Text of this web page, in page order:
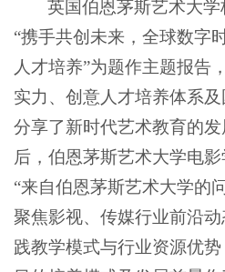
英国伯恩茅斯艺术大学
“携手共创未来，全球数字
人才培养”为题作主题报告
实力、创意人才培养体系
分享了新时代艺术教育的
后，伯恩茅斯艺术大学电
“来自伯恩茅斯艺术大学的
聚焦影视、传媒行业前沿
践教学模式与行业资源优